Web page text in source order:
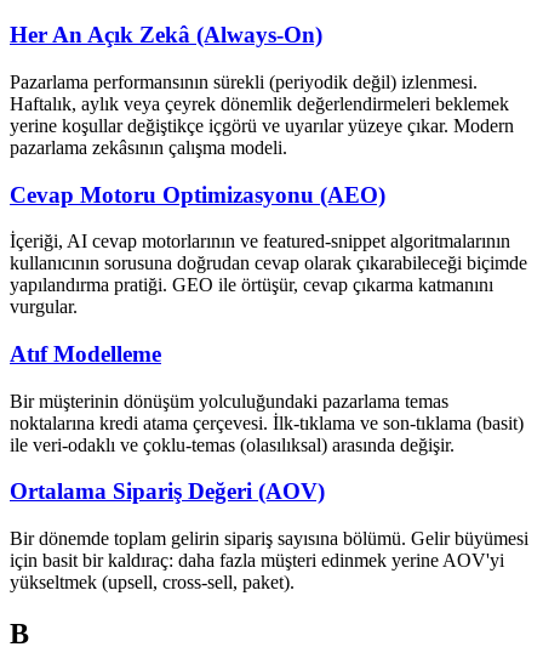
Her An Açık Zekâ (Always-On)
Pazarlama performansının sürekli (periyodik değil) izlenmesi.
Haftalık, aylık veya çeyrek dönemlik değerlendirmeleri beklemek
yerine koşullar değiştikçe içgörü ve uyarılar yüzeye çıkar. Modern
pazarlama zekâsının çalışma modeli.
Cevap Motoru Optimizasyonu (AEO)
İçeriği, AI cevap motorlarının ve featured-snippet algoritmalarının
kullanıcının sorusuna doğrudan cevap olarak çıkarabileceği biçimde
yapılandırma pratiği. GEO ile örtüşür, cevap çıkarma katmanını
vurgular.
Atıf Modelleme
Bir müşterinin dönüşüm yolculuğundaki pazarlama temas
noktalarına kredi atama çerçevesi. İlk-tıklama ve son-tıklama (basit)
ile veri-odaklı ve çoklu-temas (olasılıksal) arasında değişir.
Ortalama Sipariş Değeri (AOV)
Bir dönemde toplam gelirin sipariş sayısına bölümü. Gelir büyümesi
için basit bir kaldıraç: daha fazla müşteri edinmek yerine AOV'yi
yükseltmek (upsell, cross-sell, paket).
B